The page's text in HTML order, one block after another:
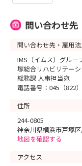
問い合わせ先
問い合わせ先・雇用
IMS（イムス）グル
塚総合リハビリテー
総務課 人事担当宛
電話番号：045（822
住所
244-0805
神奈川県横浜市戸塚
地図を確認する
アクセス